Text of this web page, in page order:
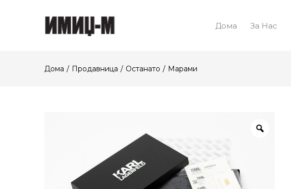
Дома За Нас
Дома Продавница Останато Марами